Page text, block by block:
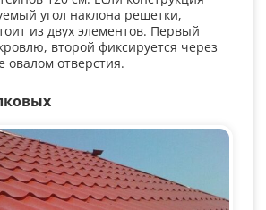
угол наклона решетки,
из двух элементов. Первый
второй фиксируется через
овалом отверстия.